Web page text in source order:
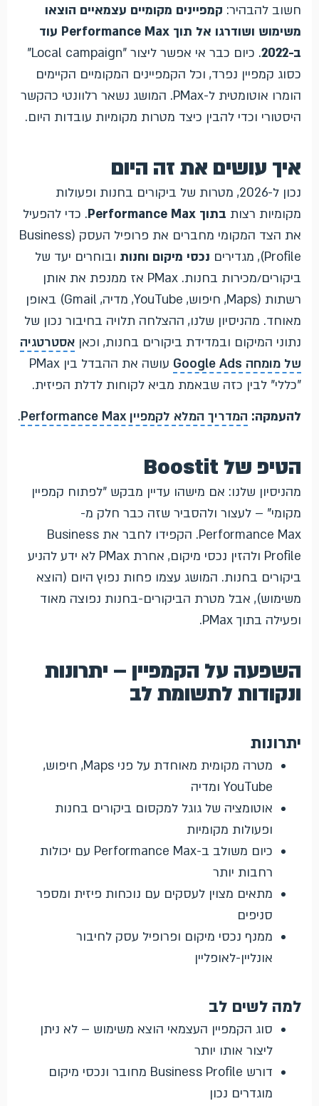
חשוב להבהיר: קמפיינים מקומיים עצמאיים הוצאו
משימוש ושודרגו אל תוך Performance Max עוד
ב-2022
. כיום כבר אי אפשר ליצור "Local campaign"
כסוג קמפיין נפרד, וכל הקמפיינים המקומיים הקיימים
הומרו אוטומטית ל-PMax. המושג נשאר רלוונטי כהקשר
היסטורי וכדי להבין כיצד מטרות מקומיות עובדות היום.
איך עושים את זה היום
נכון ל-2026, מטרות של ביקורים בחנות ופעולות
מקומיות רצות בתוך Performance Max
. כדי להפעיל
את הצד המקומי מחברים את פרופיל העסק (Business
Profile), מגדירים
נכסי מיקום וחנות ובוחרים יעד של
ביקורים/מכירות בחנות. PMax אז ממנפת את אותן
רשתות (Maps, חיפוש, YouTube, מדיה, Gmail) באופן
מאוחד. מהניסיון שלנו, ההצלחה תלויה בחיבור נכון של
נתוני המיקום ובמדידת ביקורים בחנות, וכאן אסטרטגיה
של מומחה Google Ads
עושה את ההבדל בין PMax
"כללי" לבין כזה שבאמת מביא לקוחות לדלת הפיזית.
להעמקה: המדריך המלא לקמפיין Performance Max .
הטיפ של Boostit
מהניסיון שלנו: אם מישהו עדיין מבקש "לפתוח קמפיין
מקומי" – לעצור ולהסביר שזה כבר חלק מ-
Performance Max. הקפידו לחבר את Business
Profile ולהזין נכסי מיקום, אחרת PMax לא ידע להניע
ביקורים בחנות. המושג עצמו פחות נפוץ היום (הוצא
משימוש), אבל מטרת הביקורים-בחנות נפוצה מאוד
ופעילה בתוך PMax.
השפעה על הקמפיין – יתרונות
ונקודות לתשומת לב
יתרונות
מטרה מקומית מאוחדת על פני Maps, חיפוש,
YouTube ומדיה
אוטומציה של גוגל למקסום ביקורים בחנות
ופעולות מקומיות
כיום משולב ב-Performance Max עם יכולות
רחבות יותר
מתאים מצוין לעסקים עם נוכחות פיזית ומספר
סניפים
ממנף נכסי מיקום ופרופיל עסק לחיבור
אונליין-לאופליין
למה לשים לב
סוג הקמפיין העצמאי הוצא משימוש – לא ניתן
ליצור אותו יותר
דורש Business Profile מחובר ונכסי מיקום
מוגדרים נכון